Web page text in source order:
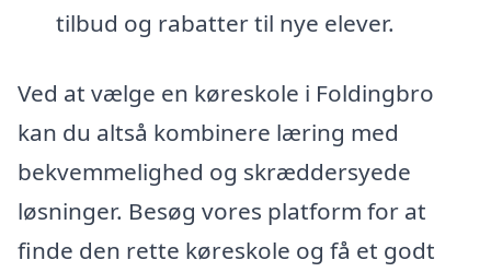
tilbud og rabatter til nye elever.
Ved at vælge en køreskole i Foldingbro
kan du altså kombinere læring med
bekvemmelighed og skræddersyede
løsninger. Besøg vores platform for at
finde den rette køreskole og få et godt